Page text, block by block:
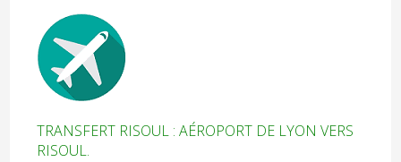
TRANSFERT RISOUL : AÉROPORT DE LYON VERS
RISOUL.